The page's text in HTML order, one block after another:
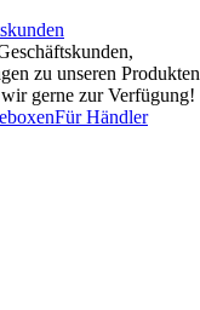
zu unseren Produkten
wir gerne zur Verfügung!
Für Händler